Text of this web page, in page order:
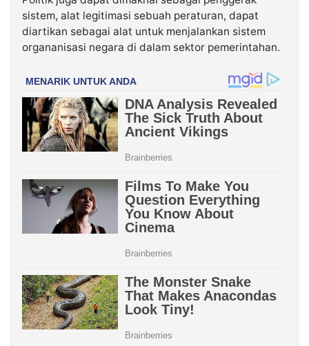
sistem, alat legitimasi sebuah peraturan, dapat
diartikan sebagai alat untuk menjalankan sistem
organanisasi negara di dalam sektor pemerintahan.